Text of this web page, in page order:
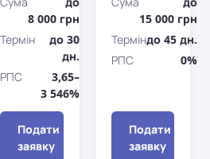
8 000 грн
Термін
до 30
дн.
РПС
3,65–
3 546%
Подати
заявку
15 000 грн
Терміндо 45 дн.
РПС
0%
Подати
заявку